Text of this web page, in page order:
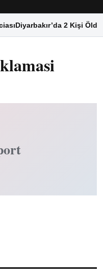
Diyarbakır’da 2 Kişi Öldü